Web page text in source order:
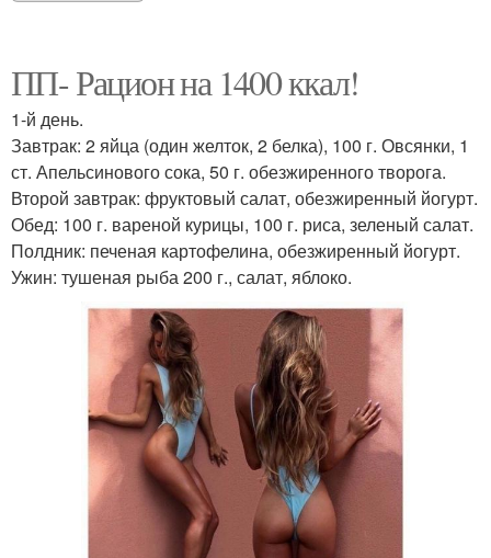
ПП- Рацион на 1400 ккал!
1-й день.
Завтрак: 2 яйца (один желток, 2 белка), 100 г. Овсянки, 1
ст. Апельсинового сока, 50 г. обезжиренного творога.
Второй завтрак: фруктовый салат, обезжиренный йогурт.
Обед: 100 г. вареной курицы, 100 г. риса, зеленый салат.
Полдник: печеная картофелина, обезжиренный йогурт.
Ужин: тушеная рыба 200 г., салат, яблоко.